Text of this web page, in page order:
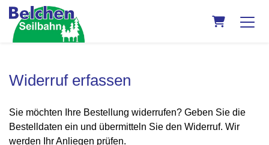
Warenkorb
Widerruf erfassen
Sie möchten Ihre Bestellung widerrufen? Geben Sie die
Bestelldaten ein und übermitteln Sie den Widerruf. Wir
werden Ihr Anliegen prüfen.